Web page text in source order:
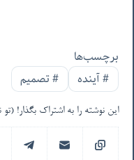
برچسب‌ها
#آینده #تصمیم
این نوشته را به اشتراک بگذار!